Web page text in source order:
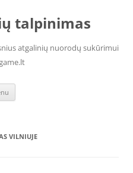
talpinimas
atgalinių nuorodų sukūrimui
VILNIUJE